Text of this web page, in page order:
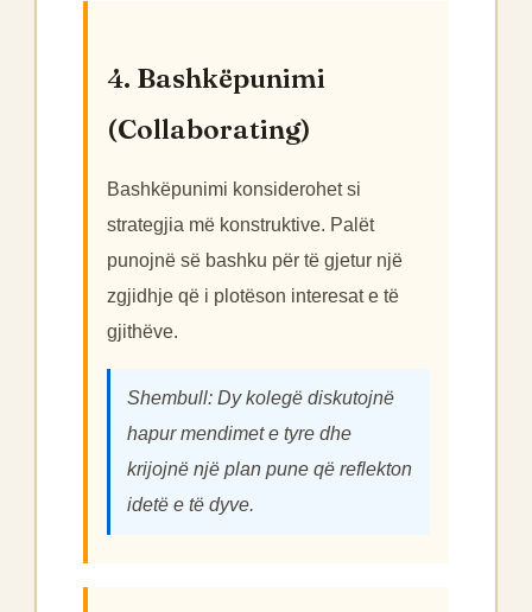
4. Bashkëpunimi
(Collaborating)
Bashkëpunimi konsiderohet si
strategjia më konstruktive. Palët
punojnë së bashku për të gjetur një
zgjidhje që i plotëson interesat e të
gjithëve.
Shembull: Dy kolegë diskutojnë
hapur mendimet e tyre dhe
krijojnë një plan pune që reflekton
idetë e të dyve.